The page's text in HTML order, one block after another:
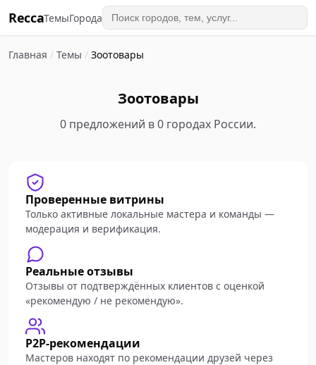
ReccaТемыГорода
Главная / Темы / Зоотовары
Зоотовары
0 предложений в 0 городах России.
Проверенные витрины
Только активные локальные мастера и команды —
модерация и верификация.
Реальные отзывы
Отзывы от подтверждённых клиентов с оценкой
«рекомендую / не рекомендую».
P2P-рекомендации
Мастеров находят по рекомендации друзей через